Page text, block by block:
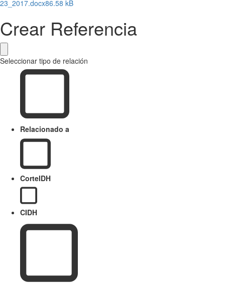
23_2017.docx86.58 kB
Crear Referencia
Seleccionar tipo de relación
Relacionado a
CorteIDH
CIDH